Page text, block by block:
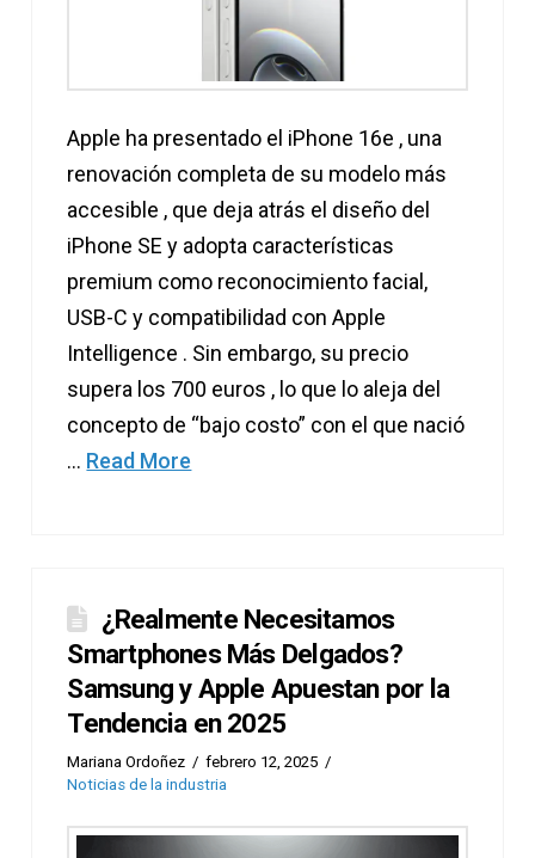
Apple ha presentado el iPhone 16e , una
renovación completa de su modelo más
accesible , que deja atrás el diseño del
iPhone SE y adopta características
premium como reconocimiento facial,
USB-C y compatibilidad con Apple
Intelligence . Sin embargo, su precio
supera los 700 euros , lo que lo aleja del
concepto de “bajo costo” con el que nació
… Read More
¿Realmente Necesitamos
Smartphones Más Delgados?
Samsung y Apple Apuestan por la
Tendencia en 2025
Mariana Ordoñez
febrero 12, 2025
Noticias de la industria